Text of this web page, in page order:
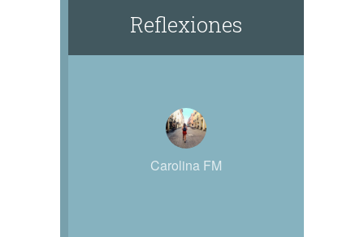
Reflexiones
Carolina FM